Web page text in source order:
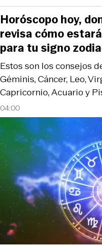
04:00
Estos son los consejos
Géminis, Cáncer, Leo,
Capricornio, Acuario y
Horóscopo hoy,
revisa cómo
para tu signo